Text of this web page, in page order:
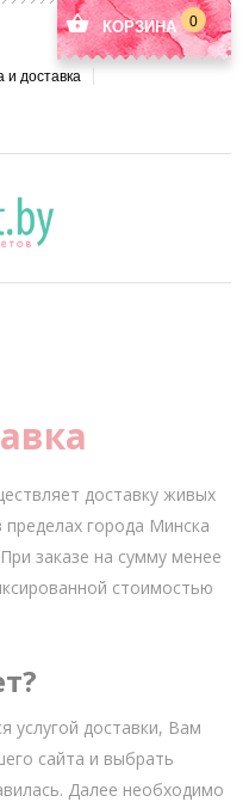
и доставка
КОРЗИНА 0
доставку живых
пределах города Минска
заказе на сумму менее
стоимостью
услугой доставки, Вам
сайта и выбрать
Далее необходимо